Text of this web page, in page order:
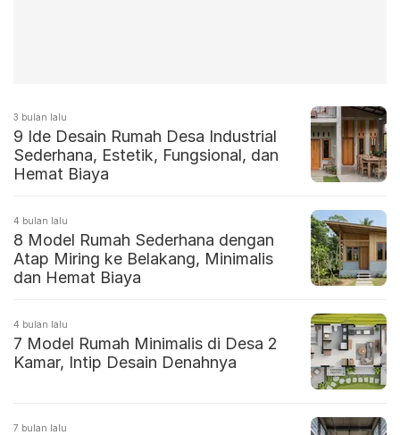
3 bulan lalu
9 Ide Desain Rumah Desa Industrial
Sederhana, Estetik, Fungsional, dan
Hemat Biaya
4 bulan lalu
8 Model Rumah Sederhana dengan
Atap Miring ke Belakang, Minimalis
dan Hemat Biaya
4 bulan lalu
7 Model Rumah Minimalis di Desa 2
Kamar, Intip Desain Denahnya
7 bulan lalu